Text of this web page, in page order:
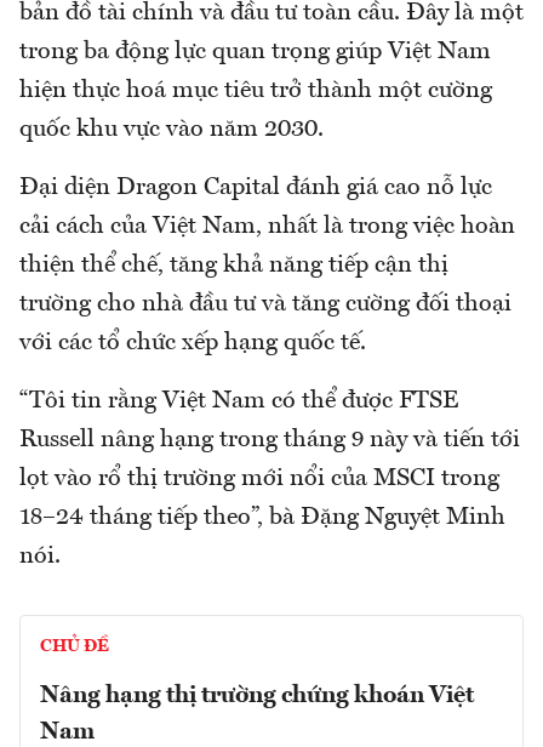
bản đồ tài chính và đầu tư toàn cầu. Đây là một
trong ba động lực quan trọng giúp Việt Nam
hiện thực hoá mục tiêu trở thành một cường
quốc khu vực vào năm 2030.
Đại diện Dragon Capital đánh giá cao nỗ lực
cải cách của Việt Nam, nhất là trong việc hoàn
thiện thể chế, tăng khả năng tiếp cận thị
trường cho nhà đầu tư và tăng cường đối thoại
với các tổ chức xếp hạng quốc tế.
“Tôi tin rằng Việt Nam có thể được FTSE
Russell nâng hạng trong tháng 9 này và tiến tới
lọt vào rổ thị trường mới nổi của MSCI trong
18–24 tháng tiếp theo”, bà Đặng Nguyệt Minh
nói.
CHỦ ĐỀ
Nâng hạng thị trường chứng khoán Việt
Nam